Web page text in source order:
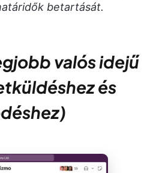
betartását.
valós idejű
és